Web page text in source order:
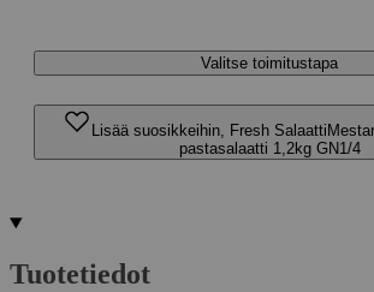
Valitse toimitustapa
Lisää suosikkeihin, Fresh
pastasalaatti 1,2kg GN1/4
Tuotetiedot